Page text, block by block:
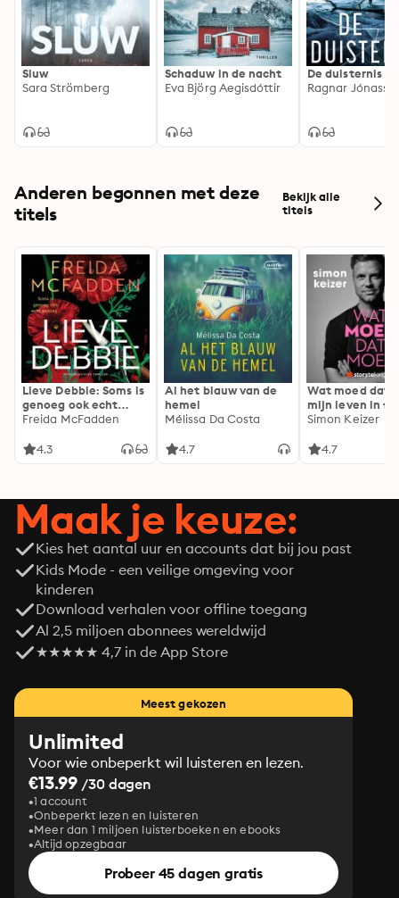
Sluw
Sara Strömberg
Schaduw in de nacht
Eva Björg Aegisdóttir
De duisternis
Ragnar
Anderen begonnen met deze
titels
Bekijk alle
titels
Lieve Debbie: Soms is
genoeg ook echt
genoeg...
Freida McFadden
4.3
Al het blauw van de
hemel
Mélissa Da Costa
4.7
Wat moed dat
mijn leven in
Simon Keizer
4.7
Maak je keuze:
Kies het aantal uur en accounts dat bij jou past
Kids Mode - een veilige omgeving voor
kinderen
Download verhalen voor offline toegang
Al 2,5 miljoen abonnees wereldwijd
★★★★★ 4,7 in de App Store
Meest gekozen
Unlimited
Voor wie onbeperkt wil luisteren en lezen.
€13.99 /30 dagen
1 account
Onbeperkt lezen en luisteren
Meer dan 1 miljoen luisterboeken en ebooks
Altijd opzegbaar
Probeer 45 dagen gratis